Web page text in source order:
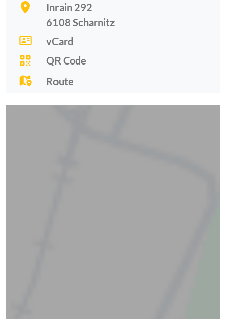
Inrain 292
6108 Scharnitz
vCard
QR Code
Route